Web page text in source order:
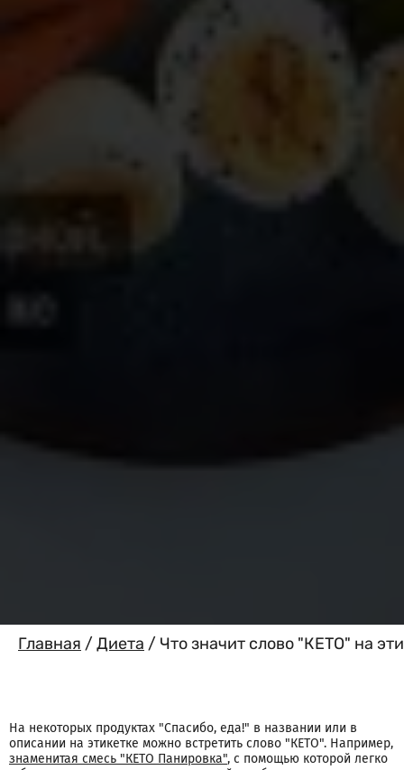
Главная /Диета / Что значит слово "КЕТО" на
На некоторых продуктах "Спасибо, еда!" в названии или в
описании на этикетке можно встретить слово "КЕТО". Например,
знаменитая смесь "КЕТО Панировка", с помощью которой легко